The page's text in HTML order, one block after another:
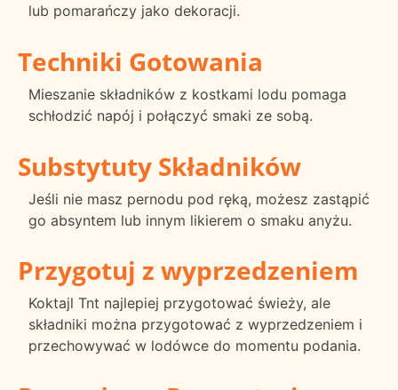
lub pomarańczy jako dekoracji.
Techniki Gotowania
Mieszanie składników z kostkami lodu pomaga
schłodzić napój i połączyć smaki ze sobą.
Substytuty Składników
Jeśli nie masz pernodu pod ręką, możesz zastąpić
go absyntem lub innym likierem o smaku anyżu.
Przygotuj z wyprzedzeniem
Koktajl Tnt najlepiej przygotować świeży, ale
składniki można przygotować z wyprzedzeniem i
przechowywać w lodówce do momentu podania.